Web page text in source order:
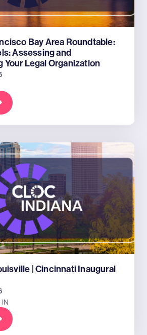
Bay Area Roundtable:
Assessing and
Your Legal Organization
| Cincinnati Inaugural